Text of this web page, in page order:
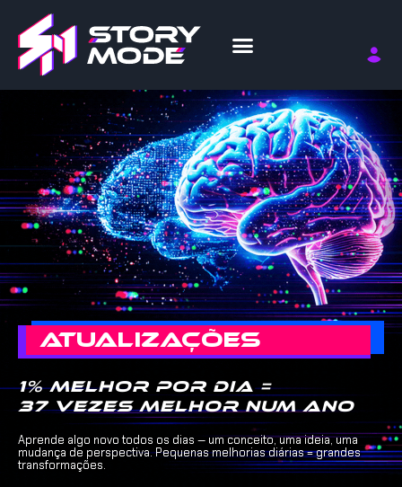
ATUALIZAÇÕES
1% melhor por dia =
37 vezes melhor num ano
Aprende algo novo todos os dias — um conceito, uma ideia, uma
mudança de perspectiva. Pequenas melhorias diárias = grandes
transformações.